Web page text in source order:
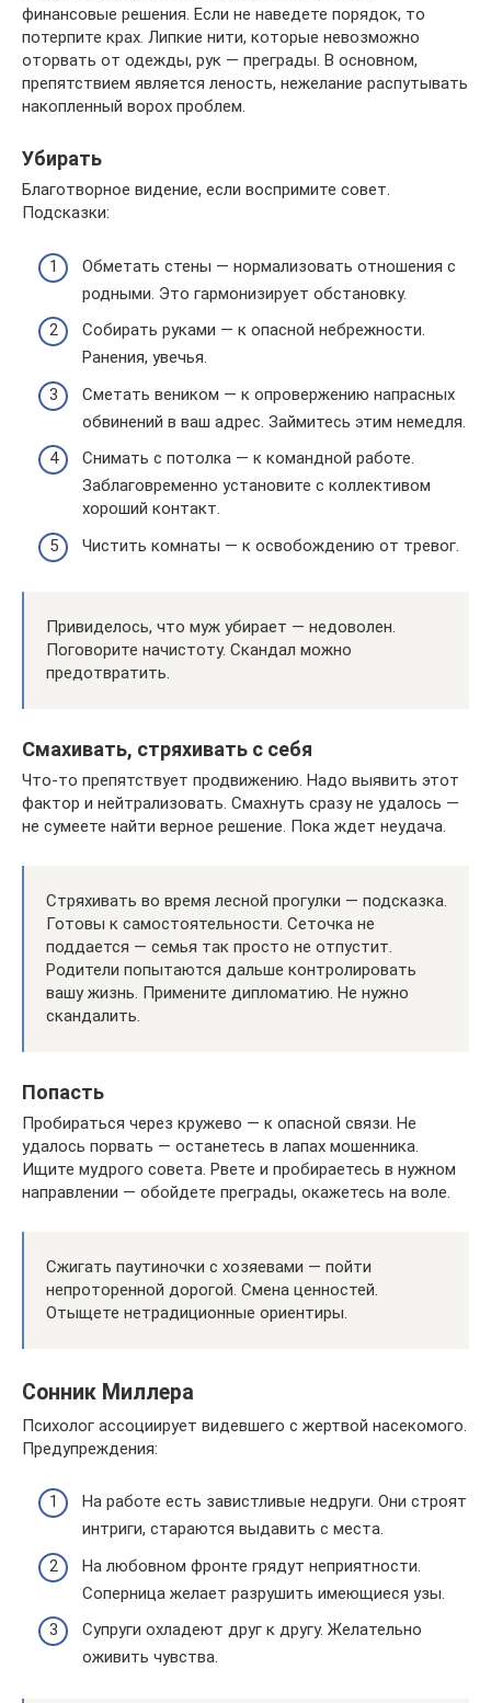
финансовые решения. Если не наведете порядок, то
потерпите крах. Липкие нити, которые невозможно
оторвать от одежды, рук — преграды. В основном,
препятствием является леность, нежелание распутывать
накопленный ворох проблем.
Убирать
Благотворное видение, если воспримите совет.
Подсказки:
Обметать стены — нормализовать отношения с
родными. Это гармонизирует обстановку.
Собирать руками — к опасной небрежности.
Ранения, увечья.
Сметать веником — к опровержению напрасных
обвинений в ваш адрес. Займитесь этим немедля.
Снимать с потолка — к командной работе.
Заблаговременно установите с коллективом
хороший контакт.
Чистить комнаты — к освобождению от тревог.
Привиделось, что муж убирает — недоволен.
Поговорите начистоту. Скандал можно
предотвратить.
Смахивать, стряхивать с себя
Что-то препятствует продвижению. Надо выявить этот
фактор и нейтрализовать. Смахнуть сразу не удалось —
не сумеете найти верное решение. Пока ждет неудача.
Стряхивать во время лесной прогулки — подсказка.
Готовы к самостоятельности. Сеточка не
поддается — семья так просто не отпустит.
Родители попытаются дальше контролировать
вашу жизнь. Примените дипломатию. Не нужно
скандалить.
Попасть
Пробираться через кружево — к опасной связи. Не
удалось порвать — останетесь в лапах мошенника.
Ищите мудрого совета. Рвете и пробираетесь в нужном
направлении — обойдете преграды, окажетесь на воле.
Сжигать паутиночки с хозяевами — пойти
непроторенной дорогой. Смена ценностей.
Отыщете нетрадиционные ориентиры.
Сонник Миллера
Психолог ассоциирует видевшего с жертвой насекомого.
Предупреждения:
На работе есть завистливые недруги. Они строят
интриги, стараются выдавить с места.
На любовном фронте грядут неприятности.
Соперница желает разрушить имеющиеся узы.
Супруги охладеют друг к другу. Желательно
оживить чувства.